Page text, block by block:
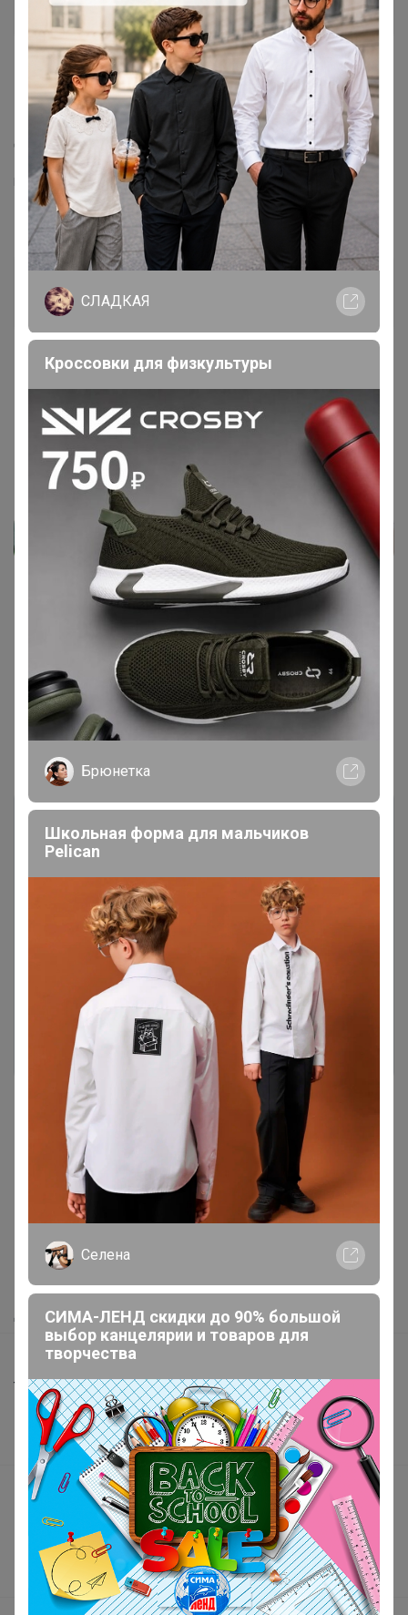
Магистр
15 июня, 2023 08:11
Нельзя еще успеть тыкнуть пару соусов!? Дозаказа
денек не будет?!
Модератор 24-ok
Бронзовый организатор
15 июня, 2023 08:31
Ксенияросина, здравствуйте. Делайте заказ, я
перенесу
Чтобы ответить или задать вопрос
необходимо авторизоваться на сайте
Это займет меньше минуты
Зарегистрироваться
Как здесь все устроено?
Как сделать заказ?
Как получить?
Доставка
Шоурумы
Торговые марки
Наша команда
В наличии
Подарочные сертификаты
Реклама на сайте
Поставщикам
Вакансии
СЛАДКАЯ
Кроссовки для физкультуры
Брюнетка
Школьная форма для мальчиков
Pelican
Селена
СИМА-ЛЕНД скидки до 90% большой
выбор канцелярии и товаров для
творчества